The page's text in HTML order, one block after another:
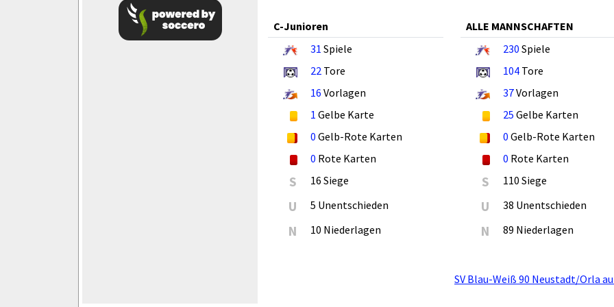
C-Junioren
31 Spiele
22 Tore
16 Vorlagen
1 Gelbe Karte
0 Gelb-Rote Karten
0 Rote Karten
S 16 Siege
U 5 Unentschieden
N 10 Niederlagen
ALLE MANNSCHAFTEN
230 Spiele
104Tore
37Vorlagen
25 Gelbe Karten
0 Gelb-Rote Karten
0 Rote Karten
S 110 Siege
U 38 Unentschieden
N 89 Niederlagen
SV Blau-Weiß 90 Neustadt/Orla